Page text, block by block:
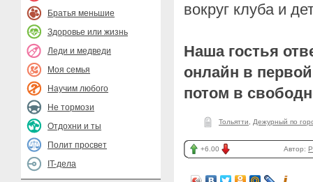
Братья меньшие
Здоровье или жизнь
Леди и медведи
Моя семья
Научим любого
Не тормози
Отдохни и ты
Полит просвет
IT-дела
вокруг клуба и
Наша гостья
онлайн в
потом в
Тольятти Дежурный по
+6.00 Автор: